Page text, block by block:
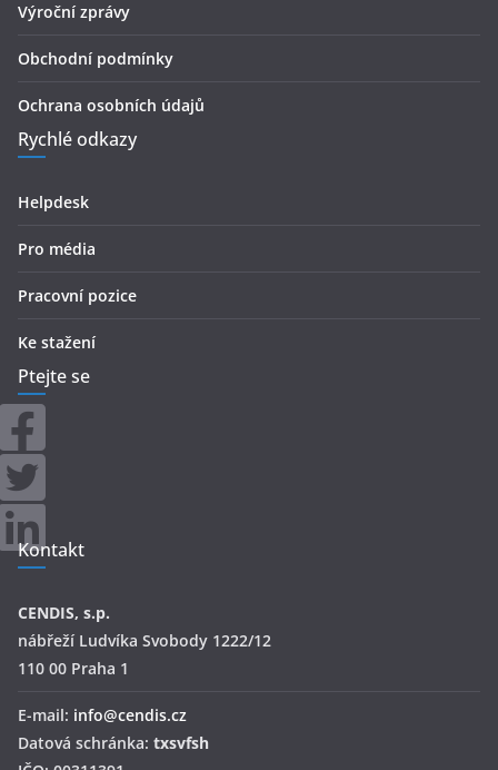
Výroční zprávy
Obchodní podmínky
Ochrana osobních údajů
Rychlé odkazy
Helpdesk
Pro média
Pracovní pozice
Ke stažení
Ptejte se
Kontakt
CENDIS, s.p.
nábřeží Ludvíka Svobody 1222/12
110 00 Praha 1
E-mail: info@cendis.cz
Datová schránka: txsvfsh